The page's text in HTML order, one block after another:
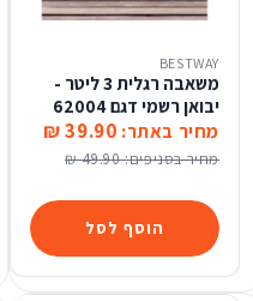
הוסף לסל
BESTWAY
משאבה רגלית 3 ליטר -
יבואן רשמי דגם 62004
מחיר באתר: 39.90 ₪
מחיר בסניפים:49.90 ₪